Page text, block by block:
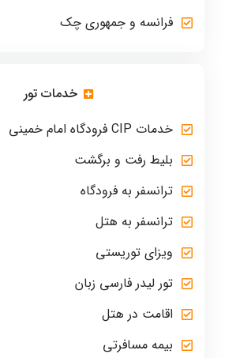
فرانسه و جمهوری چک
خدمات تور
خدمات CIP فرودگاه امام خمینی
بلیط رفت و برگشت
ترانسفر به فرودگاه
ترانسفر به هتل
ویزای توریستی
تور لیدر فارسی زبان
اقامت در هتل
بیمه مسافرتی